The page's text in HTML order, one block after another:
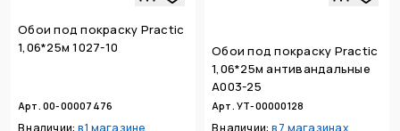
Обои под покраску Practic
1,06*25м 1027-10
Арт. 00-00007476
В наличии: в1 магазине
Обои под покраску Practic
1,06*25м антивандальные
А003-25
Арт. УТ-00000128
В наличии: в7 магазинах